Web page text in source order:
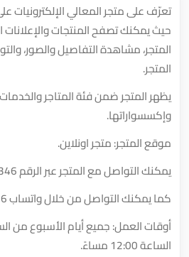
تعرّف على متجر المعالي الإلكترونيات
حيث يمكنك تصفح المنتجات
المتجر، مشاهدة التفاصيل والصور،
المتجر.
يظهر المتجر ضمن فئة المتاجر
وإكسسواراتها.
موقع المتجر: متجر اونلاين.
يمكنك التواصل مع المتجر عبر الرقم
كما يمكنك التواصل من خلال واتساب
الساعة 12:00 مساءً.